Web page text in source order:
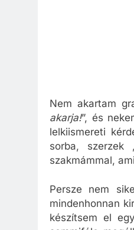
Nem akartam
akarja!”, és
lelkiismereti
sorba, szerzek
szakmámmal,
Persze nem
mindenhonnan
készítsem el